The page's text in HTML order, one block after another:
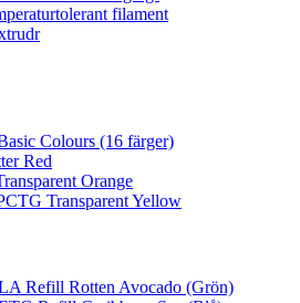
filament
Colours (16 färger)
Red
Orange
Transparent Yellow
Refill Rotten Avocado (Grön)